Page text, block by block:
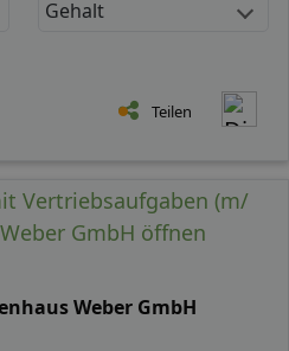
Gehalt
Teilen
Vertriebsaufgaben (m/
GmbH öffnen
Weber GmbH